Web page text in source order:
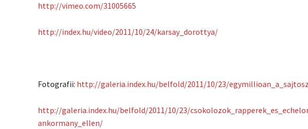
http://vimeo.com/31005665
http://index.hu/video/2011/10/24/karsay_dorottya/
Fotografii: http://galeria.index.hu/belfold/2011/10/23/
http://galeria.index.hu/belfold/2011/10/23/
ankormany_ellen/